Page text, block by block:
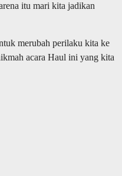
itu mari kita jadikan
merubah perilaku kita ke
acara Haul ini yang kita